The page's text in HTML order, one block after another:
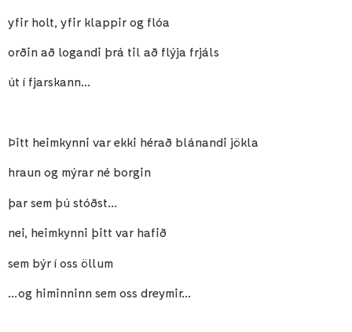
yfir holt, yfir klappir og flóa
orðin að logandi þrá til að flýja frjáls
út í fjarskann…
Þitt heimkynni var ekki hérað blánandi jökla
hraun og mýrar né borgin
þar sem þú stóðst…
nei, heimkynni þitt var hafið
sem býr í oss öllum
…og himinninn sem oss dreymir…